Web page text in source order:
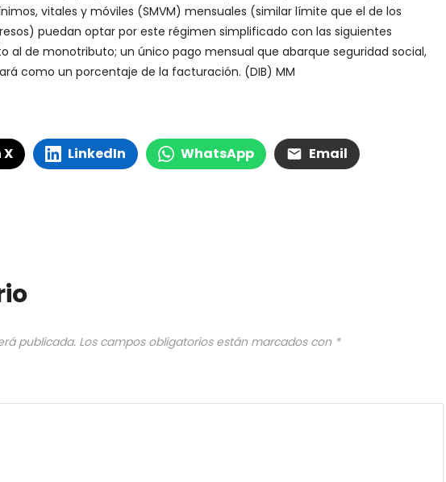
vitales y móviles (SMVM) mensuales (similar límite que el de los
puedan optar por este régimen simplificado con las siguientes
al de monotributo; un único pago mensual que abarque seguridad social,
como un porcentaje de la facturación. (DIB) MM
X LinkedIn WhatsApp Email
publicada. Los campos obligatorios están marcados con *